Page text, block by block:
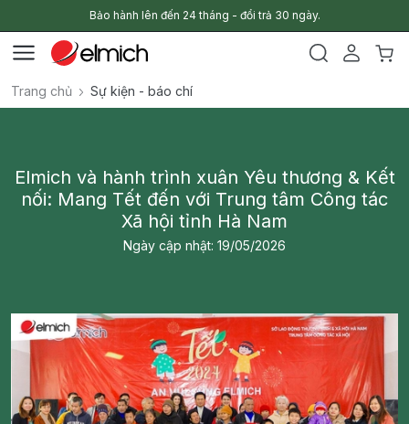
Bảo hành lên đến 24 tháng - đổi trả 30 ngày.
Trang chủ Sự kiện - báo chí
Elmich và hành trình xuân Yêu thương & Kết
nối: Mang Tết đến với Trung tâm Công tác
Xã hội tỉnh Hà Nam
Ngày cập nhật: 19/05/2026